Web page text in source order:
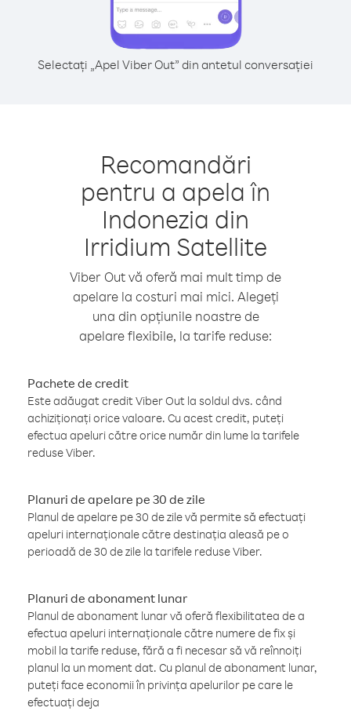
Selectați „Apel Viber Out” din antetul conversației
Recomandări
pentru a apela în
Indonezia din
Irridium Satellite
Viber Out vă oferă mai mult timp de
apelare la costuri mai mici. Alegeți
una din opțiunile noastre de
apelare flexibile, la tarife reduse:
Pachete de credit
Este adăugat credit Viber Out la soldul dvs. când
achiziționați orice valoare. Cu acest credit, puteți
efectua apeluri către orice număr din lume la tarifele
reduse Viber.
Planuri de apelare pe 30 de zile
Planul de apelare pe 30 de zile vă permite să efectuați
apeluri internaționale către destinația aleasă pe o
perioadă de 30 de zile la tarifele reduse Viber.
Planuri de abonament lunar
Planul de abonament lunar vă oferă flexibilitatea de a
efectua apeluri internaționale către numere de fix și
mobil la tarife reduse, fără a fi necesar să vă reînnoiți
planul la un moment dat. Cu planul de abonament lunar,
puteți face economii în privința apelurilor pe care le
efectuați deja